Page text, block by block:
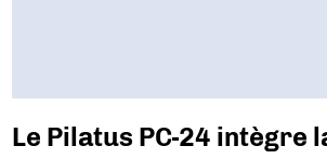
Le Pilatus PC-24 intègre